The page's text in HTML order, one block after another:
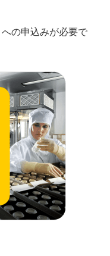
への申込みが必要で